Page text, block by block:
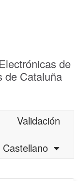
de
de Cataluña
Validación
Castellano